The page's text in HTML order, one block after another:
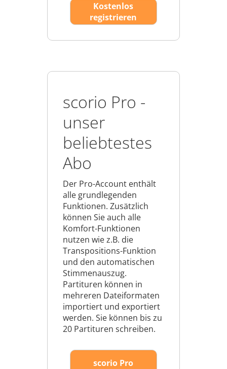
Kostenlos
registrieren
scorio Pro -
unser
beliebtestes
Abo
Der Pro-Account enthält
alle grundlegenden
Funktionen. Zusätzlich
können Sie auch alle
Komfort-Funktionen
nutzen wie z.B. die
Transpositions-Funktion
und den automatischen
Stimmenauszug.
Partituren können in
mehreren Dateiformaten
importiert und exportiert
werden. Sie können bis zu
20 Partituren schreiben.
scorio Pro